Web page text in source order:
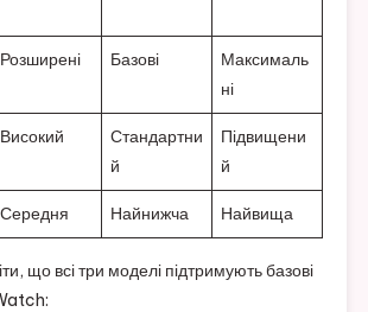
Розширені Базові
Максималь
ні
Високий
Стандартни
й
Підвищени
й
Середня Найнижча Найвища
що всі три моделі підтримують базові